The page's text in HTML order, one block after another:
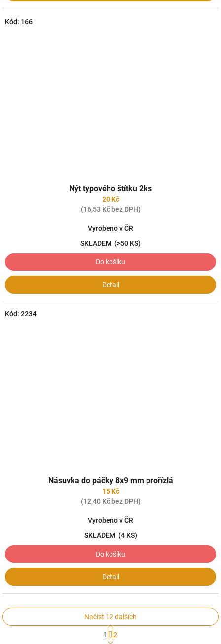
Nýt typového štítku 2ks
20 Kč
(16,53 Kč bez DPH)
Vyrobeno v ČR
SKLADEM (>50 KS)
Do košíku
Detail
Kód: 166
Násuvka do páčky 8x9 mm prořízlá
15 Kč
(12,40 Kč bez DPH)
Vyrobeno v ČR
SKLADEM (4 KS)
Do košíku
Detail
Kód: 2234
Načíst 12 dalších
S
t
1 2